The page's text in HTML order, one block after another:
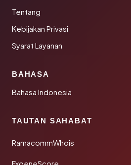
Tentang
Kebijakan Privasi
Syarat Layanan
BAHASA
Bahasa Indonesia
TAUTAN SAHABAT
RamacommWhois